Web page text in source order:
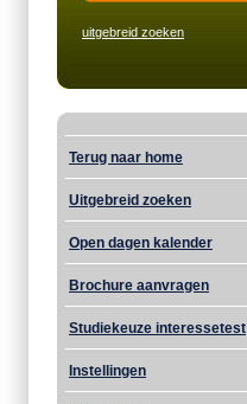
uitgebreid zoeken
Terug naar home
Uitgebreid zoeken
Open dagen kalender
Brochure aanvragen
Studiekeuze interessetest
Instellingen